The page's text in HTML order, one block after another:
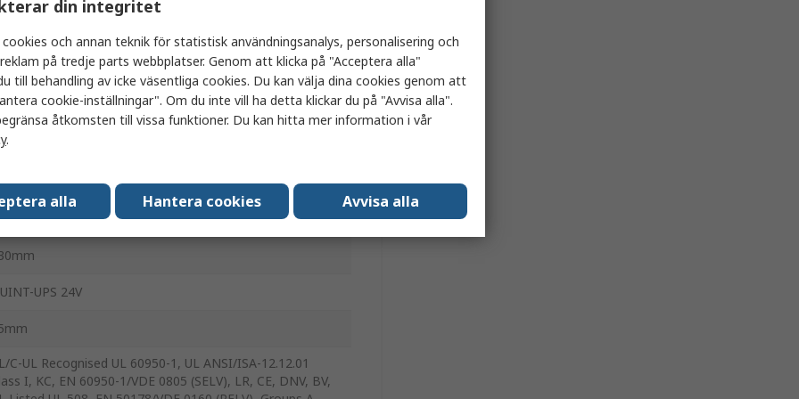
dc
dc
skena
UPS 24V
C-UL Recognised UL 60950-1, UL ANSI/ISA-12.12.01
I, KC, EN 60950-1/VDE 0805 (SELV), LR, CE, DNV, BV,
din integritet
cookies och annan teknik för statistisk användningsanalys, personalisering och
på tredje parts webbplatser. Genom att klicka på "Acceptera alla"
till behandling av icke väsentliga cookies. Du kan välja dina cookies genom att
cookie-inställningar". Om du inte vill ha detta klickar du på "Avvisa alla".
åtkomsten till vissa funktioner. Du kan hitta mer information i vår
.
alla Hantera cookies Avvisa alla